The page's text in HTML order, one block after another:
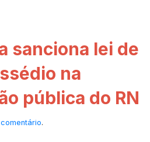
sanciona lei de
na
pública do RN
.